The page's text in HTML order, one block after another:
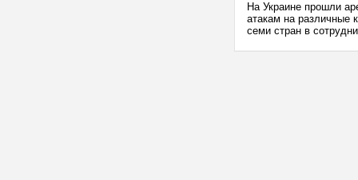
На Украине прошли
атакам на различные
семи стран в